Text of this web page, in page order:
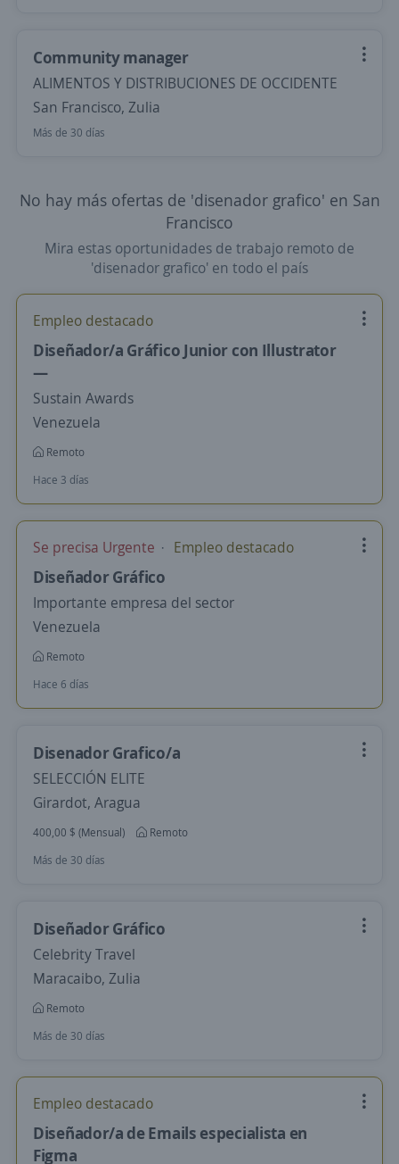
Community manager
ALIMENTOS Y DISTRIBUCIONES DE OCCIDENTE
San Francisco, Zulia
Más de 30 días
No hay más ofertas de 'disenador grafico' en San
Francisco
Mira estas oportunidades de trabajo remoto de
'disenador grafico' en todo el país
Empleo destacado
Diseñador/a Gráfico Junior con Illustrator
—
Sustain Awards
Venezuela
Remoto
Hace 3 días
Se precisa Urgente Empleo destacado
Diseñador Gráfico
Importante empresa del sector
Venezuela
Remoto
Hace 6 días
Disenador Grafico/a
SELECCIÓN ELITE
Girardot, Aragua
400,00 $ (Mensual)
Remoto
Más de 30 días
Diseñador Gráfico
Celebrity Travel
Maracaibo, Zulia
Remoto
Más de 30 días
Empleo destacado
Diseñador/a de Emails especialista en
Figma